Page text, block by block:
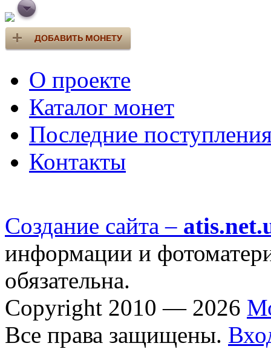
О проекте
Каталог монет
Последние
Контакты
Создание сайта –
информации и
обязательна.
Copyright 2010 — 2026
Все права защищены.